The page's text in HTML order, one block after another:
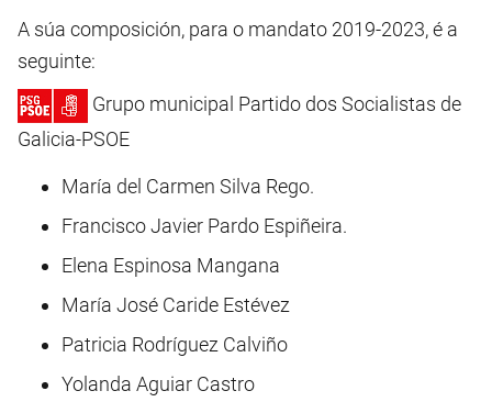
A súa composición, para o mandato 2019-2023, é a
seguinte:
Grupo municipal Partido dos Socialistas de
Galicia-PSOE
María del Carmen Silva Rego.
Francisco Javier Pardo Espiñeira.
Elena Espinosa Mangana
María José Caride Estévez
Patricia Rodríguez Calviño
Yolanda Aguiar Castro